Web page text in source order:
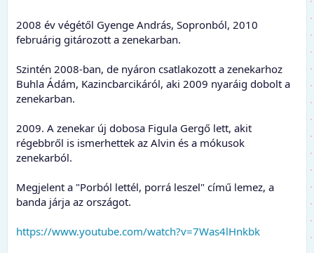
2008 év végétől Gyenge András, Sopronból, 2010
februárig gitározott a zenekarban.
Szintén 2008-ban, de nyáron csatlakozott a zenekarhoz
Buhla Ádám, Kazincbarcikáról, aki 2009 nyaráig dobolt a
zenekarban.
2009. A zenekar új dobosa Figula Gergő lett, akit
régebbről is ismerhettek az Alvin és a mókusok
zenekarból.
Megjelent a "Porból lettél, porrá leszel" című lemez, a
banda járja az országot.
https://www.youtube.com/watch?v=7Was4lHnkbk